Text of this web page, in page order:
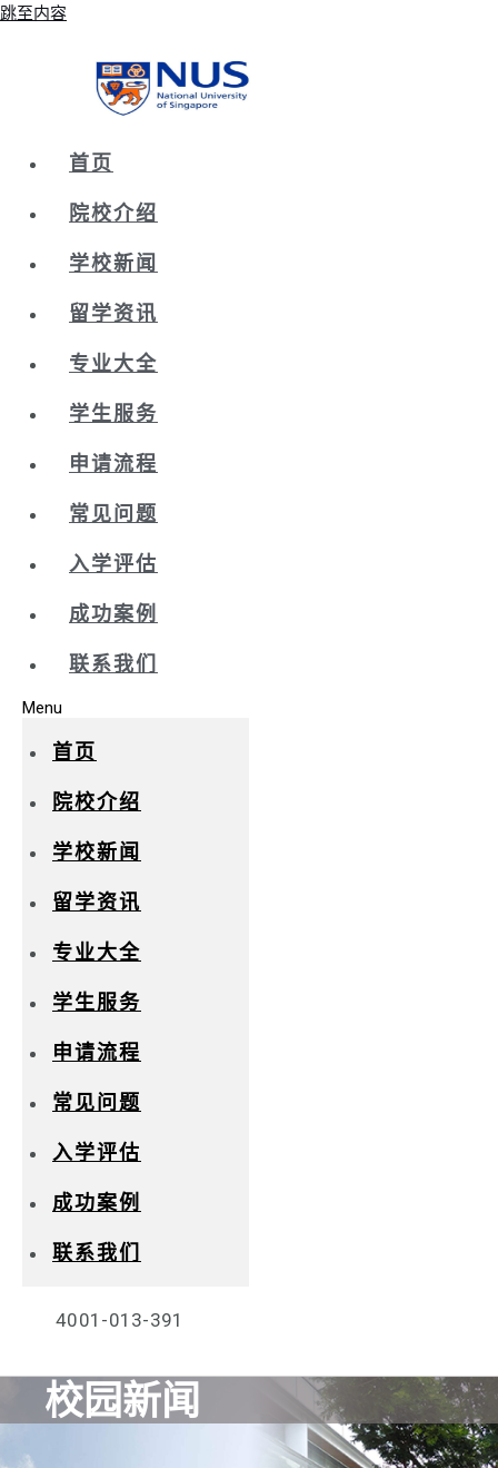
跳至内容
首页
院校介绍
学校新闻
留学资讯
专业大全
学生服务
申请流程
常见问题
入学评估
成功案例
联系我们
Menu
首页
院校介绍
学校新闻
留学资讯
专业大全
学生服务
申请流程
常见问题
入学评估
成功案例
联系我们
4001-013-391
校园新闻